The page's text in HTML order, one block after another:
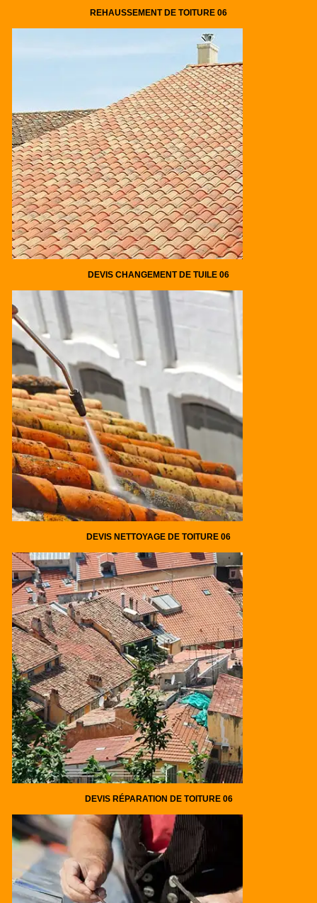
REHAUSSEMENT DE TOITURE 06
DEVIS CHANGEMENT DE TUILE 06
DEVIS NETTOYAGE DE TOITURE 06
DEVIS RÉPARATION DE TOITURE 06